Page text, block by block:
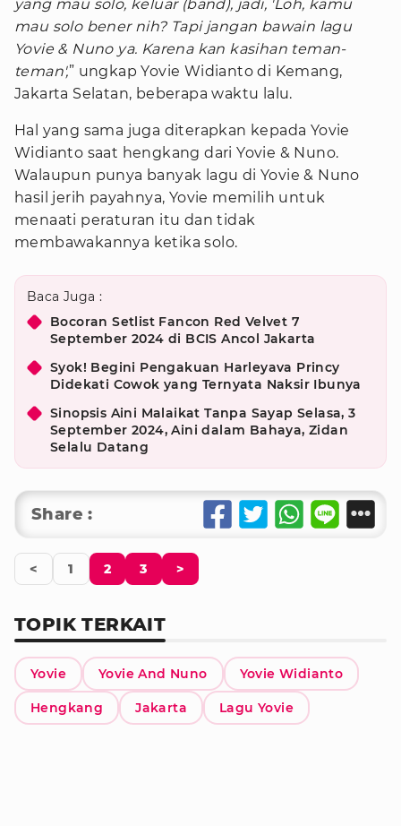
yang mau solo, keluar (band), jadi, 'Loh, kamu
mau solo bener nih? Tapi jangan bawain lagu
Yovie & Nuno ya. Karena kan kasihan teman-
teman',” ungkap Yovie Widianto di Kemang,
Jakarta Selatan, beberapa waktu lalu.
Hal yang sama juga diterapkan kepada Yovie
Widianto saat hengkang dari Yovie & Nuno.
Walaupun punya banyak lagu di Yovie & Nuno
hasil jerih payahnya, Yovie memilih untuk
menaati peraturan itu dan tidak
membawakannya ketika solo.
Baca Juga :
Bocoran Setlist Fancon Red Velvet 7
September 2024 di BCIS Ancol Jakarta
Syok! Begini Pengakuan Harleyava Princy
Didekati Cowok yang Ternyata Naksir Ibunya
Sinopsis Aini Malaikat Tanpa Sayap Selasa, 3
September 2024, Aini dalam Bahaya, Zidan
Selalu Datang
Share :
< 1 2 3 >
TOPIK TERKAIT
Yovie Yovie And Nuno Yovie Widianto
Hengkang Jakarta Lagu Yovie